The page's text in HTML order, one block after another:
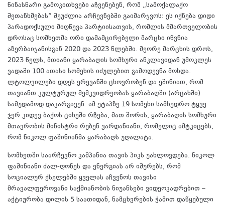
წინასწარი გამოკითხვები აჩვენებენ, რომ „სამოქალაქო
შეთანხმებას“ შეუძლია არჩევნებში გაიმარჯვოს: ეს იქნება დიდი
პარადოქსული მიღწევა პარტიისათვის, რომლის მმართველობის
დროსაც სომხეთმა ორი დამამცირებელი მარცხი იწვნია
აზერბაიჯანისგან 2020 და 2023 წლებში. მეორე მარცხის დროს,
2023 წელს, მთიანი ყარაბაღის სომხური ანკლავიდან უმოკლეს
ვადაში 100 ათასი სომეხის იძულებით გამოდევნა მოხდა.
ლტოლვილები დღეს ერევანში ცხოვრობენ და ეშინიათ, რომ
თავიანთ კულტურულ მემკვიდრეობას ყარაბაღში (არცახში)
სამუდამოდ დაკარგავენ. ამ ეტაპზე 19 სომეხი სამხედრო ტყვე
ჯერ კიდევ ბაქოს ციხეში რჩება, მათ შორის, ყარაბაღის სომხური
მთავრობის მინისტრი რუბენ ვარდანიანი, რომელიც ამტკიცებს,
რომ ნიკოლ ფაშინიანმა ყარაბაღს უღალატა.
სომხეთში საარჩევნო კამპანია თავის პიკს უახლოვდება. ნიკოლ
ფაშინიანი ძალ-ღონეს და ენერგიას არ იშურებს, რომ
სოციალურ ქსელებში ყველას აჩვენოს თავისი
მრავალფეროვანი საქმიანობის ნიუანსები ვიდეოკადრებით –
აქტიურობა დილის 5 საათიდან, ნამცხვრების ჭამით დაწყებული